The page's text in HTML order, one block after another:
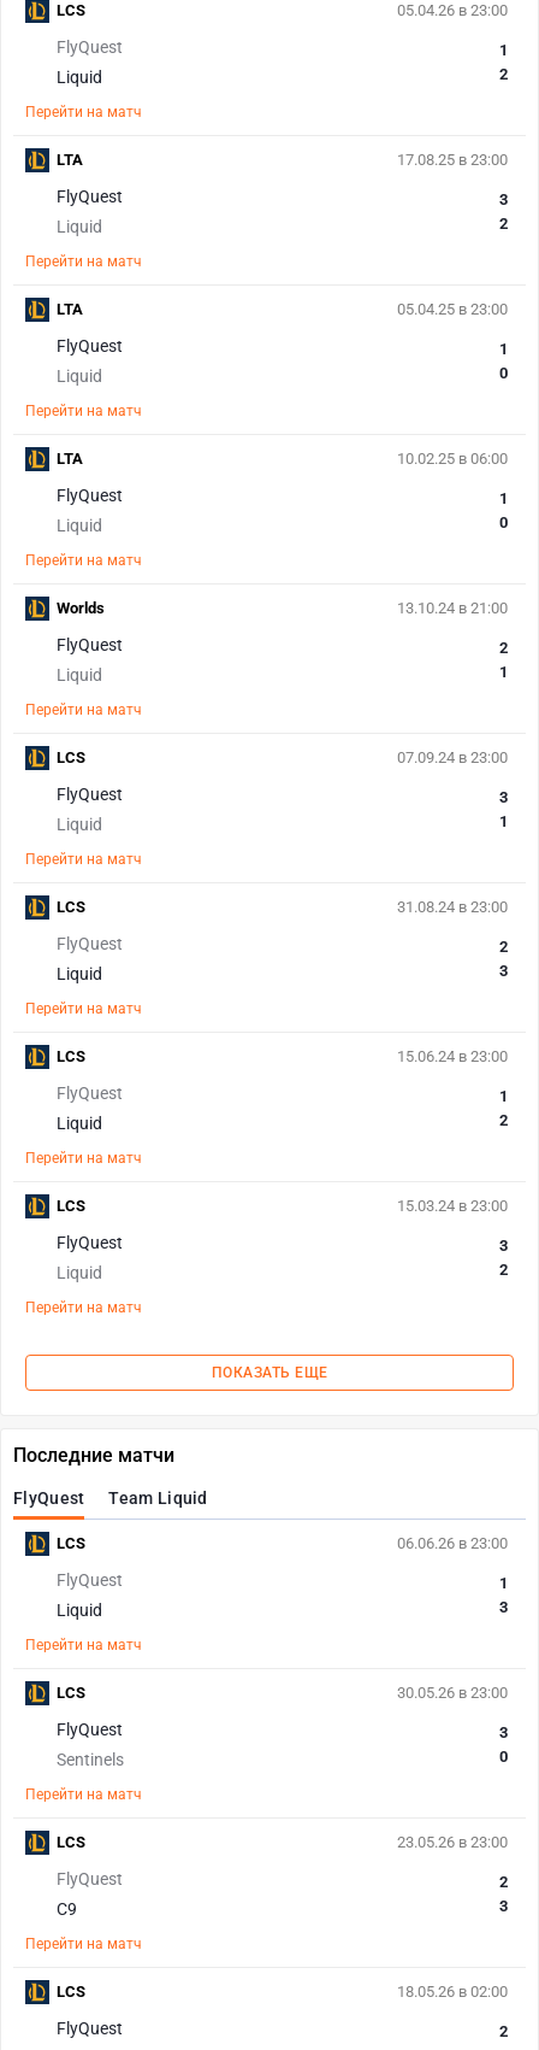
05.04.26 в 23:00
FlyQuest
Liquid
1
2
Перейти на матч
LCS
17.08.25 в 23:00
FlyQuest
Liquid
3
2
Перейти на матч
LTA
05.04.25 в 23:00
FlyQuest
Liquid
1
0
Перейти на матч
LTA
10.02.25 в 06:00
FlyQuest
Liquid
1
0
Перейти на матч
LTA
13.10.24 в 21:00
FlyQuest
Liquid
2
1
Перейти на матч
Worlds
07.09.24 в 23:00
FlyQuest
Liquid
3
1
Перейти на матч
LCS
31.08.24 в 23:00
FlyQuest
Liquid
2
3
Перейти на матч
LCS
15.06.24 в 23:00
FlyQuest
Liquid
1
2
Перейти на матч
LCS
15.03.24 в 23:00
FlyQuest
Liquid
3
2
Перейти на матч
LCS
ПОКАЗАТЬ ЕЩЕ
Последние матчи
FlyQuest Team Liquid
06.06.26 в 23:00
FlyQuest
Liquid
1
3
Перейти на матч
LCS
30.05.26 в 23:00
FlyQuest
Sentinels
3
0
Перейти на матч
LCS
23.05.26 в 23:00
FlyQuest
C9
2
3
Перейти на матч
LCS
18.05.26 в 02:00
FlyQuest
2
LCS